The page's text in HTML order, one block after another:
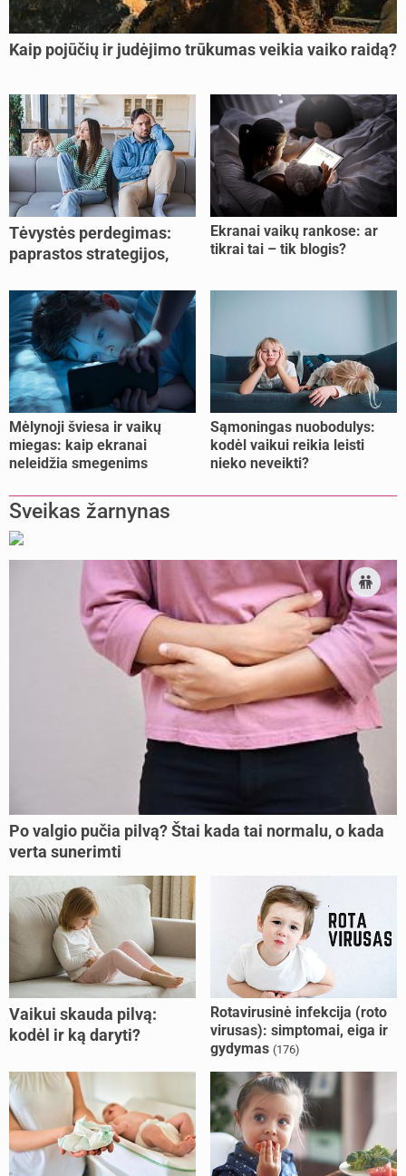
Kaip pojūčių ir judėjimo trūkumas veikia vaiko raidą?
Tėvystės perdegimas:
paprastos strategijos,
jėgas
Ekranai vaikų rankose: ar
tikrai tai – tik blogis?
Mėlynoji šviesa ir vaikų
miegas: kaip ekranai
neleidžia smegenims
Sąmoningas nuobodulys:
kodėl vaikui reikia leisti
nieko neveikti?
Sveikas žarnynas
Po valgio pučia pilvą? Štai kada tai normalu, o kada
verta sunerimti
Vaikui skauda pilvą:
kodėl ir ką daryti?
Rotavirusinė infekcija (roto
virusas): simptomai, eiga ir
gydymas (176)